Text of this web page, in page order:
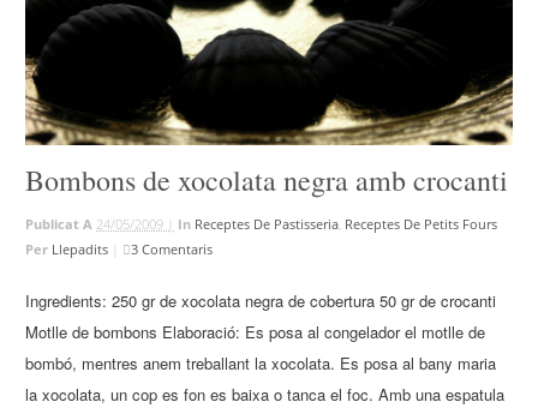
Bombons de xocolata negra amb crocanti
Publicat A 24/05/2009 | In Receptes De Pastisseria, Receptes De Petits Fours
Per Llepadits 3 Comentaris
Ingredients: 250 gr de xocolata negra de cobertura 50 gr de crocanti
Motlle de bombons Elaboració: Es posa al congelador el motlle de
bombó, mentres anem treballant la xocolata. Es posa al bany maria
la xocolata, un cop es fon es baixa o tanca el foc. Amb una espatula